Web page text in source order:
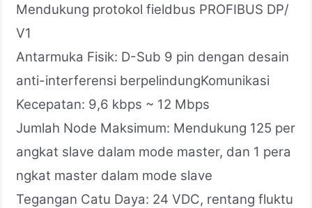
Mendukung protokol fieldbus PROFIBUS DP/
V1
Antarmuka Fisik: D-Sub 9 pin dengan desain
anti-interferensi berpelindungKomunikasi
Kecepatan: 9,6 kbps ~ 12 Mbps
Jumlah Node Maksimum: Mendukung 125 per
angkat slave dalam mode master, dan 1 pera
ngkat master dalam mode slave
Tegangan Catu Daya: 24 VDC, rentang fluktu